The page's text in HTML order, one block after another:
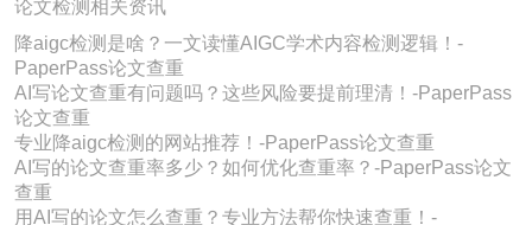
论文检测相关资讯
降aigc检测是啥？一文读懂AIGC学术内容检测逻辑！-
PaperPass论文查重
AI写论文查重有问题吗？这些风险要提前理清！-PaperPass
论文查重
专业降aigc检测的网站推荐！-PaperPass论文查重
AI写的论文查重率多少？如何优化查重率？-PaperPass论文
查重
用AI写的论文怎么查重？专业方法帮你快速查重！-